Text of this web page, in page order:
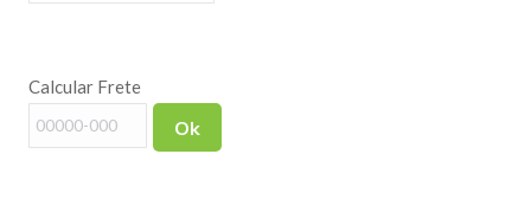
Calcular Frete
Ok